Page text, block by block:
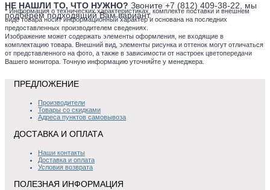
НЕ НАШЛИ ТО, ЧТО НУЖНО? Звоните +7 (812) 409-38-22, мы
подберем подходящий Вам вариант.
* Информация о технических характеристиках, комплекте поставки и внешнем
виде товара носит информационный характер и основана на последних
предоставленных производителем сведениях.
Изображение может содержать элементы оформления, не входящие в
комплектацию товара. Внешний вид, элементы рисунка и оттенок могут отличаться
от представленного на фото, а также в зависимости от настроек цветопередачи
Вашего монитора. Точную информацию уточняйте у менеджера.
ПРЕДЛОЖЕНИЕ
Производители
Товары со скидками
Адреса пунктов самовывоза
ДОСТАВКА И ОПЛАТА
Наши контакты
Доставка и оплата
Условия возврата
ПОЛЕЗНАЯ ИНФОРМАЦИЯ